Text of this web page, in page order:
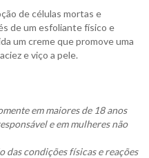
de células mortas e
de um esfoliante físico e
um creme que promove uma
e viço a pele.
em maiores de 18 anos
e em mulheres não
das condições físicas e reações